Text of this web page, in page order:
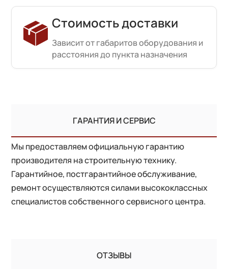
Стоимость доставки
Зависит от габаритов оборудования и
расстояния до пункта назначения
ГАРАНТИЯ И СЕРВИС
Мы предоставляем официальную гарантию
производителя на строительную технику.
Гарантийное, постгарантийное обслуживание,
ремонт осуществляются силами высококлассных
специалистов собственного сервисного центра.
ОТЗЫВЫ